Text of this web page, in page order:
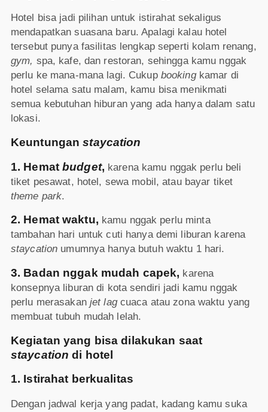
Hotel bisa jadi pilihan untuk istirahat sekaligus
mendapatkan suasana baru. Apalagi kalau hotel
tersebut punya fasilitas lengkap seperti kolam renang,
gym, spa, kafe, dan restoran, sehingga kamu nggak
perlu ke mana-mana lagi. Cukup bookingkamar di
hotel selama satu malam, kamu bisa menikmati
semua kebutuhan hiburan yang ada hanya dalam satu
lokasi.
Keuntungan staycation
1. Hematbudget, karena kamu nggak perlu beli
tiket pesawat, hotel, sewa mobil, atau bayar tiket
theme park.
2. Hemat waktu, kamu nggak perlu minta
tambahan hari untuk cuti hanya demi liburan karena
staycation umumnya hanya butuh waktu 1 hari.
3. Badan nggak mudah capek, karena
konsepnya liburan di kota sendiri jadi kamu nggak
perlu merasakanjet lagcuaca atau zona waktu yang
membuat tubuh mudah lelah.
Kegiatan yang bisa dilakukan saat
staycationdi hotel
1. Istirahat berkualitas
Dengan jadwal kerja yang padat, kadang kamu suka